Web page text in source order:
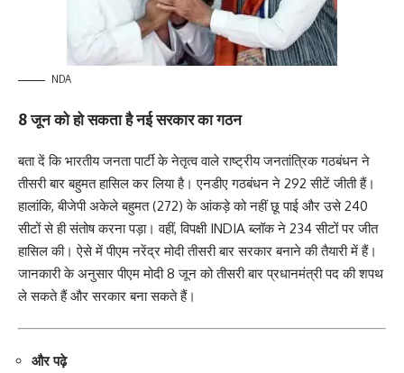
NDA
8 जून को हो सकता है नई सरकार का गठन
बता दें कि भारतीय जनता पार्टी के नेतृत्व वाले राष्ट्रीय जनतांत्रिक गठबंधन ने
तीसरी बार बहुमत हासिल कर लिया है। एनडीए गठबंधन ने 292 सीटें जीती हैं।
हालांकि, बीजेपी अकेले बहुमत (272) के आंकड़े को नहीं छू पाई और उसे 240
सीटों से ही संतोष करना पड़ा। वहीं, विपक्षी INDIA ब्लॉक ने 234 सीटों पर जीत
हासिल की। ऐसे में पीएम नरेंद्र मोदी तीसरी बार सरकार बनाने की तैयारी में हैं।
जानकारी के अनुसार पीएम मोदी 8 जून को तीसरी बार प्रधानमंत्री पद की शपथ
ले सकते हैं और सरकार बना सकते हैं।
और पढ़े